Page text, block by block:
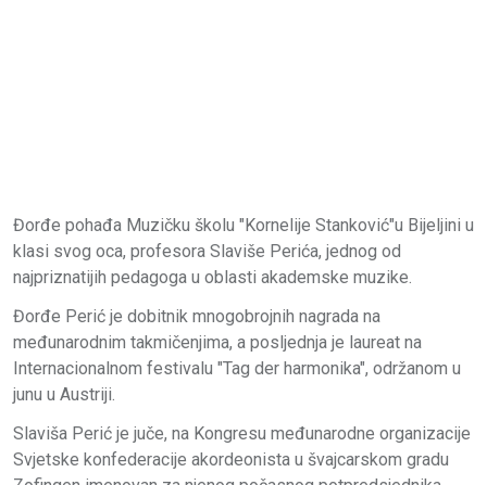
Đorđe pohađa Muzičku školu "Kornelije Stanković"u Bijeljini u
klasi svog oca, profesora Slaviše Perića, jednog od
najpriznatijih pedagoga u oblasti akademske muzike.
Đorđe Perić je dobitnik mnogobrojnih nagrada na
međunarodnim takmičenjima, a posljednja je laureat na
Internacionalnom festivalu "Tag der harmonika", održanom u
junu u Austriji.
Slaviša Perić je juče, na Kongresu međunarodne organizacije
Svjetske konfederacije akordeonista u švajcarskom gradu